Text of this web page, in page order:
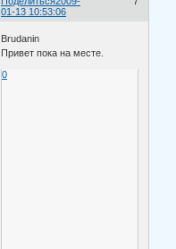
01-13 10:53:06
Brudanin
Привет пока на месте.
0